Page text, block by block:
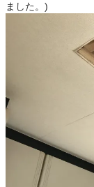
ました。)